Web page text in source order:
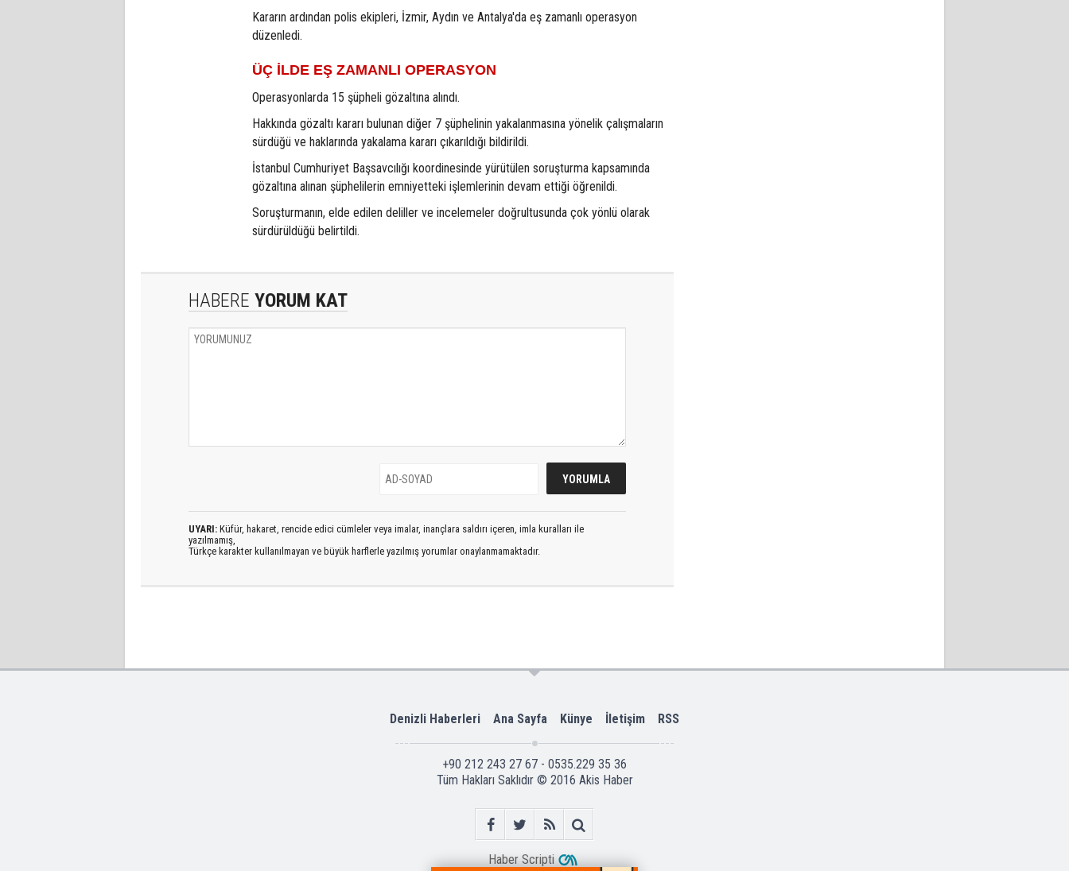
Kararın ardından polis ekipleri, İzmir, Aydın ve Antalya'da eş zamanlı operasyon
düzenledi.
ÜÇ İLDE EŞ ZAMANLI OPERASYON
Operasyonlarda 15 şüpheli gözaltına alındı.
Hakkında gözaltı kararı bulunan diğer 7 şüphelinin yakalanmasına yönelik çalışmaların
sürdüğü ve haklarında yakalama kararı çıkarıldığı bildirildi.
İstanbul Cumhuriyet Başsavcılığı koordinesinde yürütülen soruşturma kapsamında
gözaltına alınan şüphelilerin emniyetteki işlemlerinin devam ettiği öğrenildi.
Soruşturmanın, elde edilen deliller ve incelemeler doğrultusunda çok yönlü olarak
sürdürüldüğü belirtildi.
HABERE YORUM KAT
UYARI: Küfür, hakaret, rencide edici cümleler veya imalar, inançlara saldırı içeren, imla kuralları ile
yazılmamış,
Türkçe karakter kullanılmayan ve büyük harflerle yazılmış yorumlar onaylanmamaktadır.
Denizli Haberleri Ana Sayfa Künye İletişim RSS
+90 212 243 27 67 - 0535.229 35 36
Tüm Hakları Saklıdır © 2016 Akis Haber
Haber Scripti